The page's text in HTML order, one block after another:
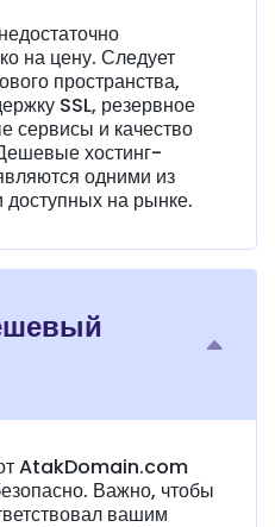
на цену. Следует
пространства,
SSL, резервное
сервисы и качество
хостинг-
одними из
на рынке.
AtakDomain.com
Важно, чтобы
вашим